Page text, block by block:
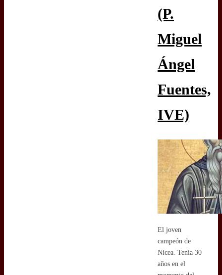
(P.
Miguel
Ángel
Fuentes,
IVE)
El joven
campeón de
Nicea. Tenía 30
años en el